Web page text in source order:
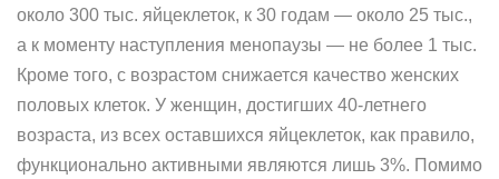
около 300 тыс. яйцеклеток, к 30 годам — около 25 тыс.,
а к моменту наступления менопаузы — не более 1 тыс.
Кроме того, с возрастом снижается качество женских
половых клеток. У женщин, достигших 40-летнего
возраста, из всех оставшихся яйцеклеток, как правило,
функционально активными являются лишь 3%. Помимо